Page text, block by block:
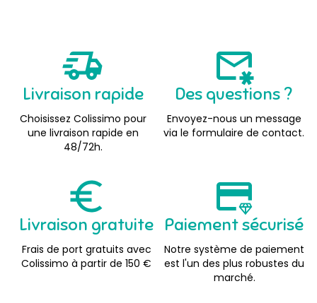
Livraison rapide
Choisissez Colissimo pour
une livraison rapide en
48/72h.
Des questions ?
Envoyez-nous un message
via le formulaire de contact.
Livraison gratuite
Frais de port gratuits avec
Colissimo à partir de 150 €
Paiement sécurisé
Notre système de paiement
est l'un des plus robustes du
marché.